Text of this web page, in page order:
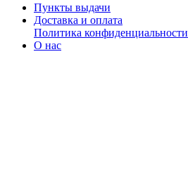
Пункты выдачи
Доставка и оплата
Политика конфиденциальности
О нас